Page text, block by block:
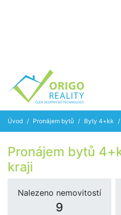
Úvod Pronájem bytů Byty 4+kk
Pronájem bytů
kraji
Nalezeno nemovitostí
9